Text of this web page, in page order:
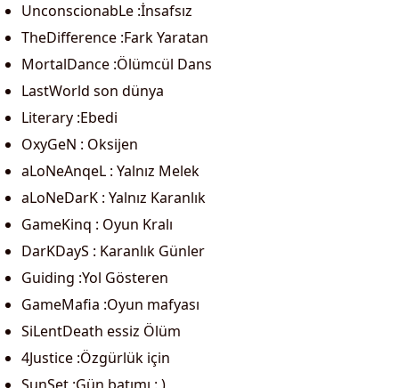
UnconscionabLe :İnsafsız
TheDifference :Fark Yaratan
MortalDance :Ölümcül Dans
LastWorld son dünya
Literary :Ebedi
OxyGeN : Oksijen
aLoNeAnqeL : Yalnız Melek
aLoNeDarK : Yalnız Karanlık
GameKinq : Oyun Kralı
DarKDayS : Karanlık Günler
Guiding :Yol Gösteren
GameMafia :Oyun mafyası
SiLentDeath essiz Ölüm
4Justice :Özgürlük için